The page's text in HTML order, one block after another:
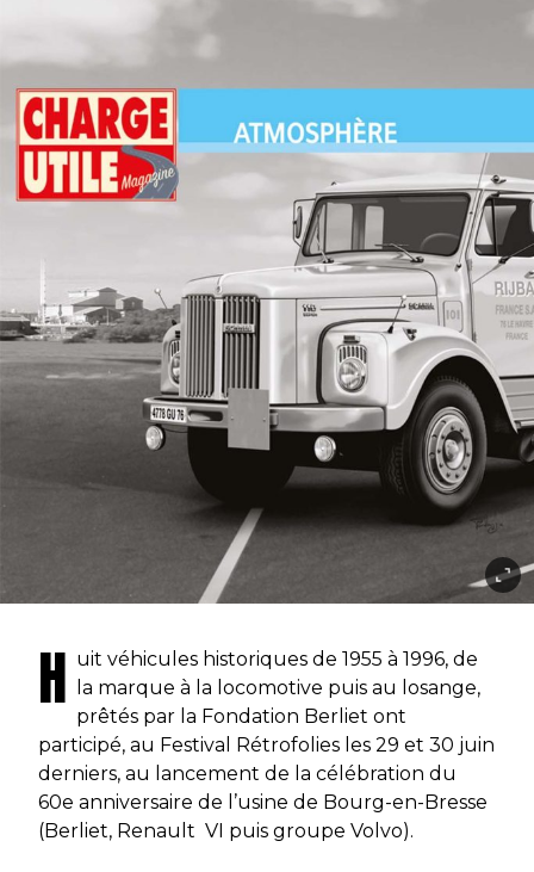
H uit véhicules historiques de 1955 à 1996, de
la marque à la locomotive puis au losange,
prêtés par la Fondation Berliet ont
participé, au Festival Rétrofolies les 29 et 30 juin
derniers, au lancement de la célébration du
60e anniversaire de l’usine de Bourg-en-Bresse
(Berliet, Renault VI puis groupe Volvo).